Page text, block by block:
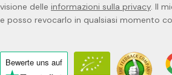
visione delle informazioni sulla privacy. Il
e posso revocarlo in qualsiasi momento
Bewerte uns auf